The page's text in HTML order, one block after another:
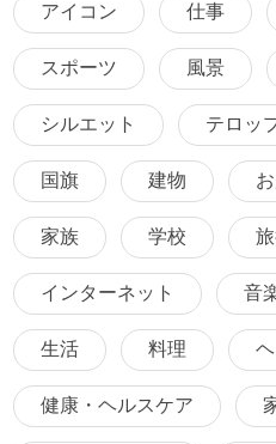
アイコン 仕事
スポーツ 風景
シルエット テロッ
国旗 建物
家族 学校
インターネット 音
生活 料理
健康・ヘルスケア